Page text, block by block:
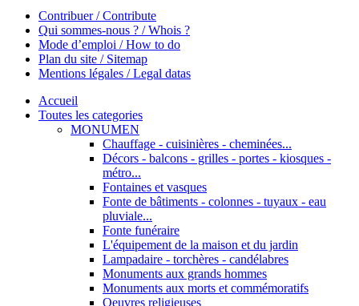
Contribuer / Contribute
Qui sommes-nous ? / Whois ?
Mode d’emploi / How to do
Plan du site / Sitemap
Mentions légales / Legal datas
Accueil
Toutes les categories
MONUMEN
Chauffage - cuisinières - cheminées...
Décors - balcons - grilles - portes - kiosques -
métro...
Fontaines et vasques
Fonte de bâtiments - colonnes - tuyaux - eau
pluviale...
Fonte funéraire
L'équipement de la maison et du jardin
Lampadaire - torchères - candélabres
Monuments aux grands hommes
Monuments aux morts et commémoratifs
Oeuvres religieuses